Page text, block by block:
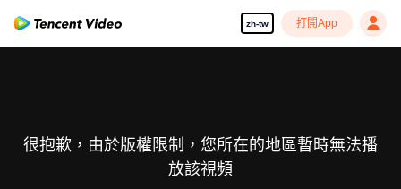
zh-tw 打開App
很抱歉，由於版權限制，您所在的地區暫時無法播
放該視頻